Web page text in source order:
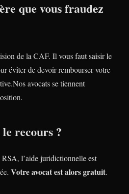
que vous fraudez
de la CAF. Il vous faut saisir le
éviter de devoir rembourser votre
avocats se tiennent
recours ?
l’aide juridictionnelle est
Votre avocat est alors gratuit.